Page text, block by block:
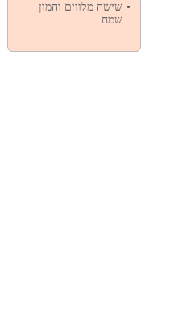
שישה מלווים והמון
שמח